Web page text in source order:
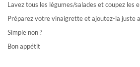
Lavez tous les légumes/salades et coupez les
Préparez votre vinaigrette et ajoutez-la juste
Simple non ?
Bon appétit